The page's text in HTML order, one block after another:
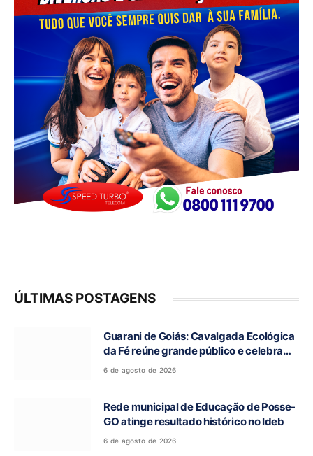
ÚLTIMAS POSTAGENS
Guarani de Goiás: Cavalgada Ecológica
da Fé reúne grande público e celebra
tradição religiosa
6 de agosto de 2026
Rede municipal de Educação de Posse-
GO atinge resultado histórico no Ideb
6 de agosto de 2026